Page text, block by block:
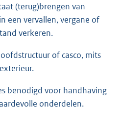
(terug)brengen van
een vervallen, vergane of
verkeren.
of casco, mits
benodigd voor handhaving
onderdelen.